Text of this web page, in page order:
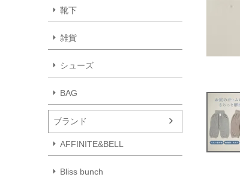
靴下
雑貨
シューズ
BAG
ブランド
AFFINITE&BELL
Bliss bunch